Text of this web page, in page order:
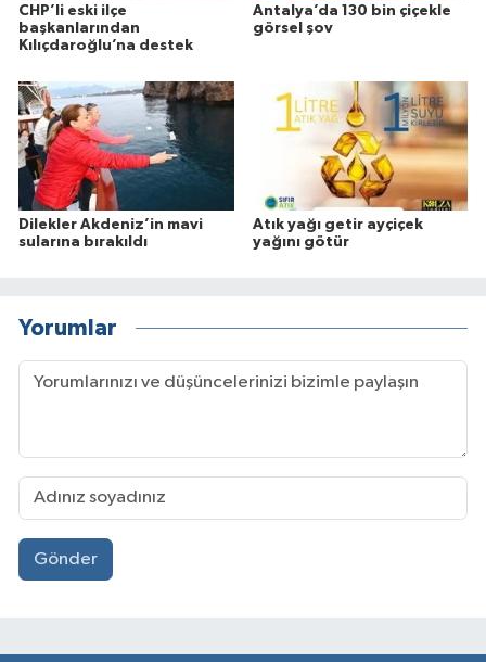
CHP’li eski ilçe
başkanlarından
Kılıçdaroğlu’na destek
Antalya’da 130 bin çiçekle
görsel şov
Dilekler Akdeniz’in mavi
sularına bırakıldı
Atık yağı getir ayçiçek
yağını götür
Yorumlar
Gönder